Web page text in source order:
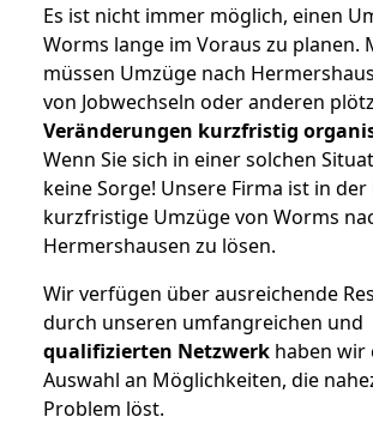
Es ist nicht immer möglich, einen
Worms lange im Voraus zu planen.
müssen Umzüge nach
von Jobwechseln oder anderen
Veränderungen kurzfristig
Wenn Sie sich in einer solchen
keine Sorge! Unsere Firma ist in der
kurzfristige Umzüge von Worms
Hermershausen zu lösen.
Wir verfügen über ausreichende
durch unseren umfangreichen und
qualifizierten Netzwerk haben wir
Auswahl an Möglichkeiten, die
Problem löst.